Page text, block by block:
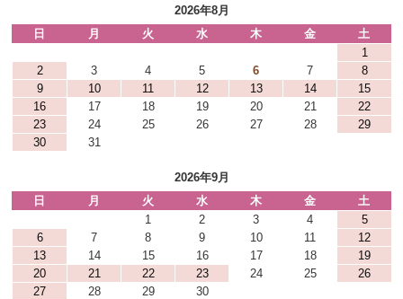
2026年8月
日
月 火 水 木 金
土
1
2
3 4 5 6 7
8
9
10 11 12 13 14
15
16
17 18 19 20 21
22
23
24 25 26 27 28
29
30
31
2026年9月
日
月 火 水 木 金
土
1
2 3 4
5
6
7 8 9 10 11
12
13
14 15 16 17 18
19
20
21 22 23 24 25
26
27
28 29 30